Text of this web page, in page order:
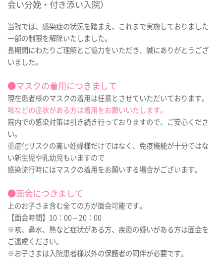
会い分娩・付き添い入院）
当院では、感染症の状況を踏まえ、これまで実施しておりました
一部の制限を解除いたしました。
長期間にわたりご理解とご協力をいただき、誠にありがとうござ
いました。
●マスクの着用につきまして
現在患者様のマスクの着用は任意とさせていただいております。
咳などの症状がある方は着用をお願いいたします。
院内での感染対策は引き続き行っておりますので、ご安心くださ
い。
重症化リスクの高い妊婦様だけではなく、免疫機能が十分ではな
い新生児や乳幼児もいますので
感染流行時にはマスクの着用をお願いする場合がございます。
●面会につきまして
上のお子さま含む全ての方が面会可能です。
【面会時間】10：00～20：00
※咳、鼻水、熱など症状がある方、疾患の疑いがある方は面会を
ご遠慮ください。
※お子さまは入院患者様以外の保護者の同伴が必要です。